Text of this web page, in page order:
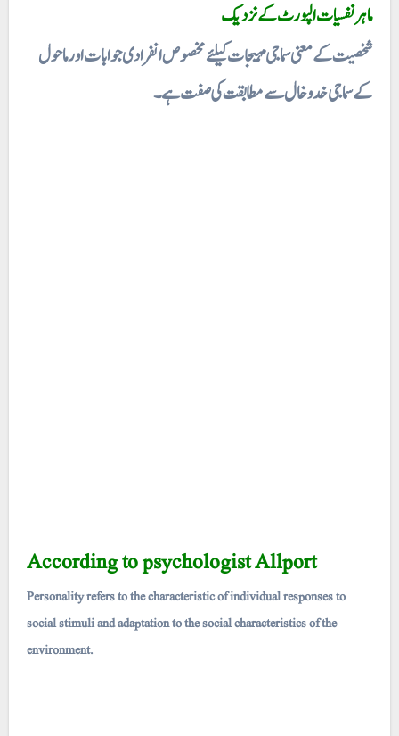
ماہر نفسیات الپورٹ کے نزدیک
شخصیت کے معنی سماجی مہیجات کیلئے مخصوص انفرادی جوابات اور ماحول
کے سماجی خدو خال سےمطابقت کی صفت ہے۔
According to psychologist Allport
Personality refers to the characteristic of individual responses to
social stimuli and adaptation to the social characteristics of the
environment.